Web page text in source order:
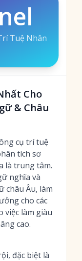
Tuệ Nhân
Cho
& Châu
cụ trí tuệ
tích sơ
là trung tâm.
nghĩa và
châu Âu, làm
cho các
việc làm giàu
cao.
đặc biệt là